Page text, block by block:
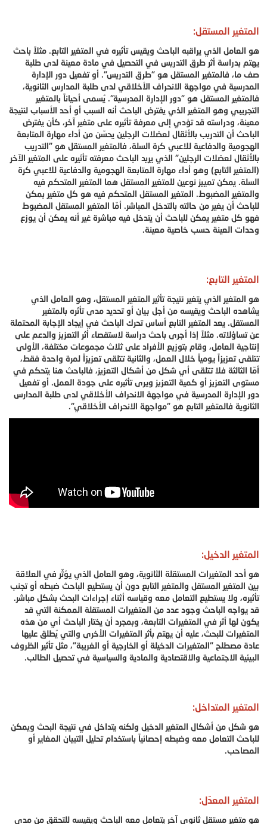
المتغير المستقل:
هو العامل الذي يراقبه الباحث ويقيس تأثيره في المتغير التابع. مثلاً باحث
يهتم بدراسة أثر طرق التدريس في التحصيل في مادة معينة لدى طلبة
صف ما، فالمتغير المستقل هو "طرق التدريس". أو تفعيل دور الإدارة
المدرسية في مواجهة الانحراف الأخلاقي لدى طلبة المدارس الثانوية،
فالمتغير المستقل هو "دور الإدارة المدرسية". يُسمى أحياناً بالمتغير
التجريبي وهو المتغير الذي يفترض الباحث أنه السبب أو أحد الأسباب لنتيجة
معينة، ودراسته قد تؤدي إلى معرفة تأثيره على متغير آخر، كأن يفترض
الباحث أن التدريب بالأثقال لعضلات الرجلين يحسّن من أداء مهارة المتابعة
الهجومية والدفاعية للاعبي كرة السلة، فالمتغير المستقل هو "التدريب
بالأثقال لعضلات الرجلين" الذي يريد الباحث معرفته تأثيره على المتغير الآخر
(المتغير التابع) وهو أداء مهارة المتابعة الهجومية والدفاعية للاعبي كرة
السلة. يمكن تمييز نوعين للمتغير المستقل هما المتغير المتحكم فيه
والمتغير المضبوط. المتغير المستقل المتحكم فيه هو كل متغير بمكن
للباحث أن يغير من حالته بالتدخل المباشر. أمّا المتغير المستقل المضبوط
فهو كل متغير يمكن للباحث أن يتدخل فيه مباشرة غير أنه يمكن أن يوزع
وحدات العينة حسب خاصية معينة.
المتغير التابع:
هو المتغير الذي يتغير نتيجة تأثير المتغير المستقل، وهو العامل الذي
يشاهده الباحث ويقيسه من أجل بيان أو تحديد مدى تأثره بالمتغير
المستقل. يعد المتغير التابع أساس تحرك الباحث في إيجاد الإجابة المحتملة
عن تساؤلاته. مثلاً إذا أجرى باحث دراسة لاستقصاء أثر التعزيز والدعم على
إنتاجية العامل، وقام بتوزيع الأفراد على ثلاث مجموعات مختلفة، الأولى
تتلقى تعزيزاً يومياً خلال العمل، والثانية تتلقى تعزيزاً لمرة واحدة فقط،
أمّا الثالثة فلا تتلقى أي شكل من أشكال التعزيز، فالباحث هنا يتحكم في
مستوى التعزيز أو كمية التعزيز ويرى تأثيره على جودة العمل. أو تفعيل
دور الإدارة المدرسية في مواجهة الانحراف الأخلاقي لدى طلبة المدارس
الثانوية فالمتغير التابع هو "مواجهة الانحراف الأخلاقي".
المتغير الدخيل:
هو أحد المتغيرات المستقلة الثانوية، وهو العامل الذي يؤثّر في العلاقة
بين المتغير المستقل والمتغير التابع دون أن يستطيع الباحث ضبطه أو تجنب
تأثيره، ولا يستطيع التعامل معه وقياسه أثناء إجراءات البحث بشكل مباشر.
قد يواجه الباحث وجود عدد من المتغيرات المستقلة الممكنة التي قد
يكون لها أثر في المتغيرات التابعة، وبمجرد أن يختار الباحث أي من هذه
المتغيرات للبحث، عليه أن يهتم بأثر المتغيرات الأخرى والتي يُطلق عليها
عادة مصطلح "المتغيرات الدخيلة أو الخارجية أو الغريبة"، مثل تأثير الظروف
البيئية الاجتماعية والاقتصادية والمادية والسياسية في تحصيل الطالب.
المتغير المتداخل:
هو شكل من أشكال المتغير الدخيل ولكنه يتداخل في نتيجة البحث ويمكن
للباحث التعامل معه وضبطه إحصائياً باستخدام تحليل التبيان المغاير أو
المصاحب.
المتغير المعدّل:
هو متغير مستقل ثانوي آخر يتعامل معه الباحث ويقيسه للتحقق من مدى